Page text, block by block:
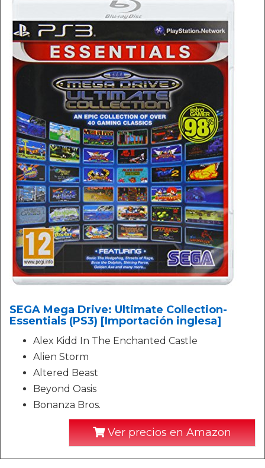
SEGA Mega Drive: Ultimate Collection-
Essentials (PS3) [Importación inglesa]
Alex Kidd In The Enchanted Castle
Alien Storm
Altered Beast
Beyond Oasis
Bonanza Bros.
Ver precios en Amazon